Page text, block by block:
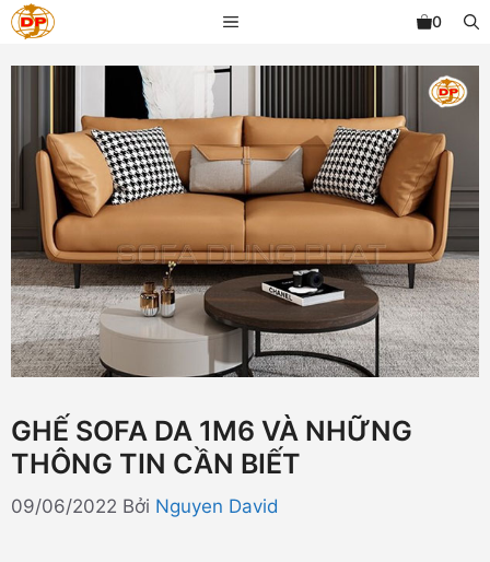
Chuyển
đến
nội
MENU 0
GHẾ SOFA DA 1M6 VÀ NHỮNG
THÔNG TIN CẦN BIẾT
09/06/2022 Bởi Nguyen David